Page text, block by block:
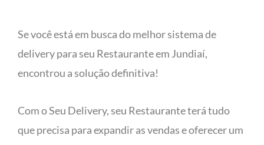
Se você está em busca do melhor sistema de
delivery para seu Restaurante em Jundiaí,
encontrou a solução definitiva!
Com o Seu Delivery, seu Restaurante terá tudo
que precisa para expandir as vendas e oferecer um